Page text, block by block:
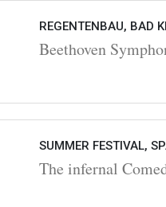
REGENTENBAU, BAD
Beethoven
SUMMER FESTIVAL,
The infernal